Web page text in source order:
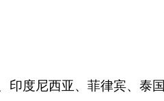
印度尼西亚、菲律宾、泰